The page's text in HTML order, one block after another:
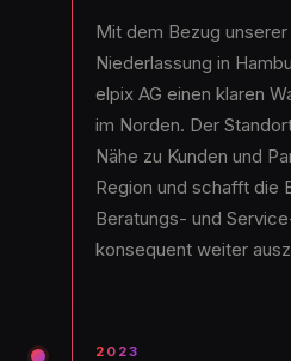
Mit dem Bezug unserer
Niederlassung in
elpix AG einen klaren
im Norden. Der
Nähe zu Kunden und
Region und schafft die
Beratungs- und
konsequent weiter
2023